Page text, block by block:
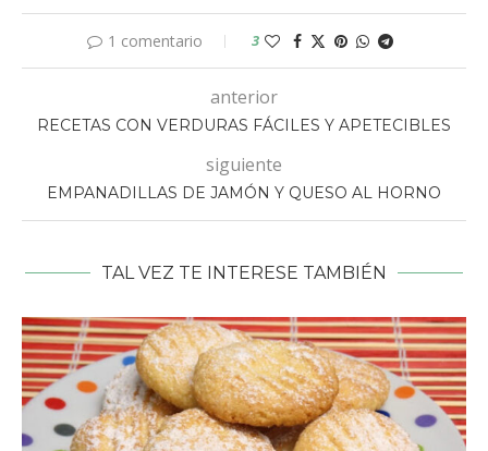
1 comentario 3
anterior
RECETAS CON VERDURAS FÁCILES Y APETECIBLES
siguiente
EMPANADILLAS DE JAMÓN Y QUESO AL HORNO
TAL VEZ TE INTERESE TAMBIÉN